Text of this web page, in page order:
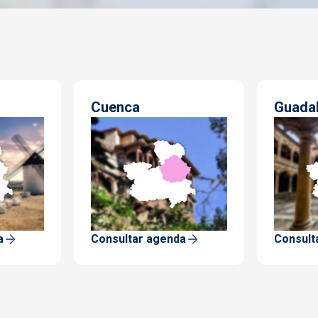
Cuenca
Consultar agenda